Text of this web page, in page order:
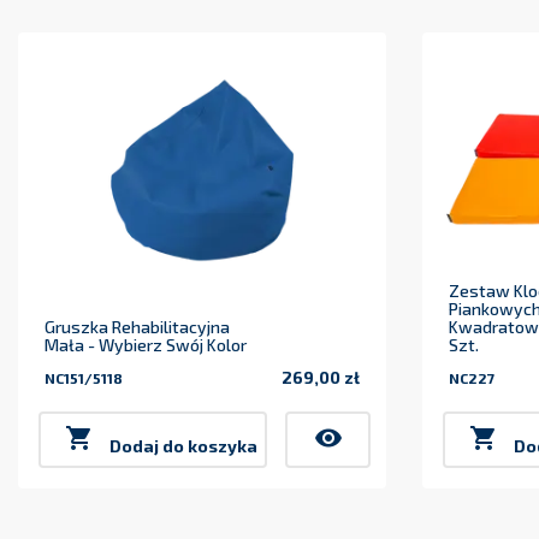
Gruszka Rehabilitacyjna
Mała - Wybierz Swój Kolor
NC151/5118 269,00 zł
 Dodaj do koszyka visibility
Zestaw
Szt.
NC227
